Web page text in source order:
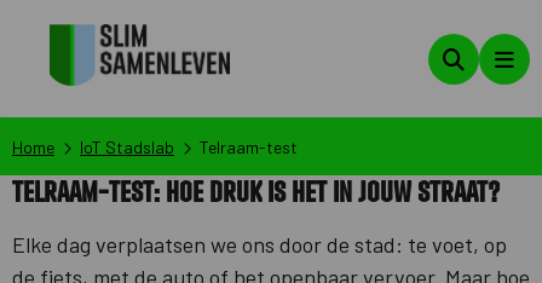
Zoeken
Home IoT Stadslab Telraam-test
Telraam-test: Hoe druk is het in jouw straat?
Elke dag verplaatsen we ons door de stad: te voet, op
de fiets, met de auto of het openbaar vervoer. Maar hoe